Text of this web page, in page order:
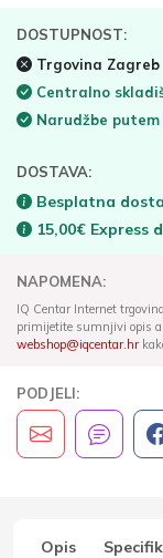
DOSTUPNOST:
Trgovina Zagreb
Centralno
Narudžbe
DOSTAVA:
Besplatna
15,00€ Express
NAPOMENA:
IQ Centar Internet
primijetite sumnjivi opis
webshop@iqcentar.hr
PODJELI:
Opis